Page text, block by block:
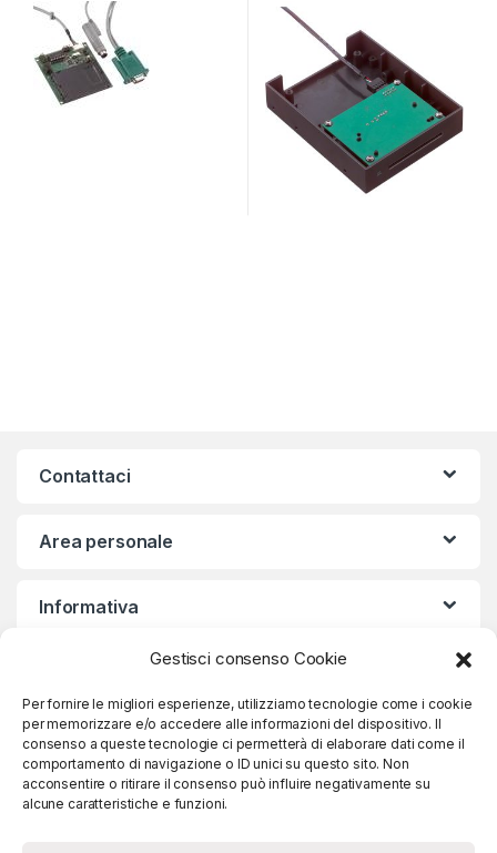
Gestisci consenso Cookie
Per fornire le migliori esperienze, utilizziamo tecnologie come i cookie
per memorizzare e/o accedere alle informazioni del dispositivo. Il
consenso a queste tecnologie ci permetterà di elaborare dati come il
comportamento di navigazione o ID unici su questo sito. Non
acconsentire o ritirare il consenso può influire negativamente su
alcune caratteristiche e funzioni.
Contattaci
Area personale
Informativa
Iscriviti alla nostra Newsletter
Iscriviti